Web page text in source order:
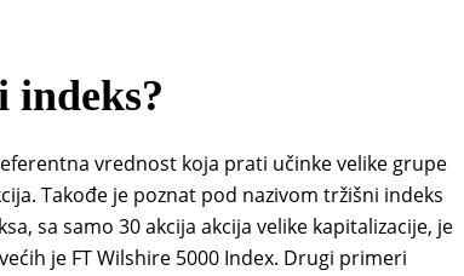
indeks?
vrednost koja prati učinke velike grupe
Takođe je poznat pod nazivom tržišni indeks
sa samo 30 akcija akcija velike kapitalizacije, je
je FT Wilshire 5000 Index. Drugi primeri